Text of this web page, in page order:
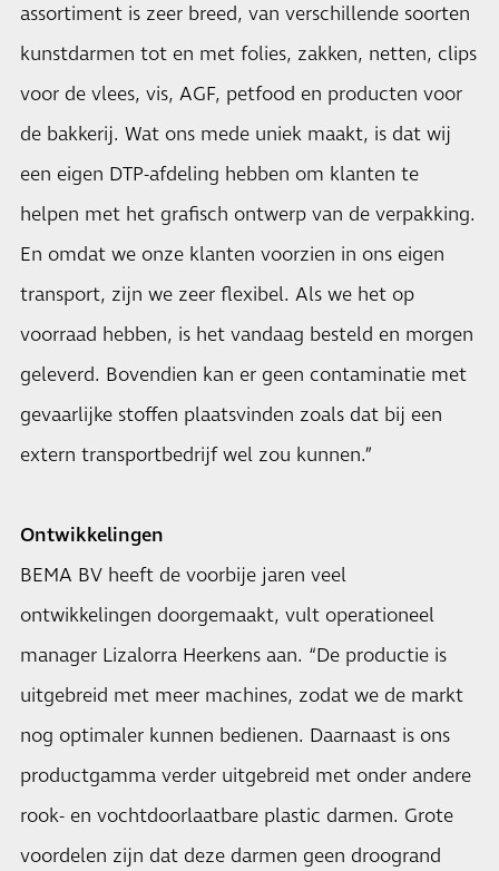
assortiment is zeer breed, van verschillende soorten
kunstdarmen tot en met folies, zakken, netten, clips
voor de vlees, vis, AGF, petfood en producten voor
de bakkerij. Wat ons mede uniek maakt, is dat wij
een eigen DTP-afdeling hebben om klanten te
helpen met het grafisch ontwerp van de verpakking.
En omdat we onze klanten voorzien in ons eigen
transport, zijn we zeer flexibel. Als we het op
voorraad hebben, is het vandaag besteld en morgen
geleverd. Bovendien kan er geen contaminatie met
gevaarlijke stoffen plaatsvinden zoals dat bij een
extern transportbedrijf wel zou kunnen.”
Ontwikkelingen
BEMA BV heeft de voorbije jaren veel
ontwikkelingen doorgemaakt, vult operationeel
manager Lizalorra Heerkens aan. “De productie is
uitgebreid met meer machines, zodat we de markt
nog optimaler kunnen bedienen. Daarnaast is ons
productgamma verder uitgebreid met onder andere
rook- en vochtdoorlaatbare plastic darmen. Grote
voordelen zijn dat deze darmen geen droogrand